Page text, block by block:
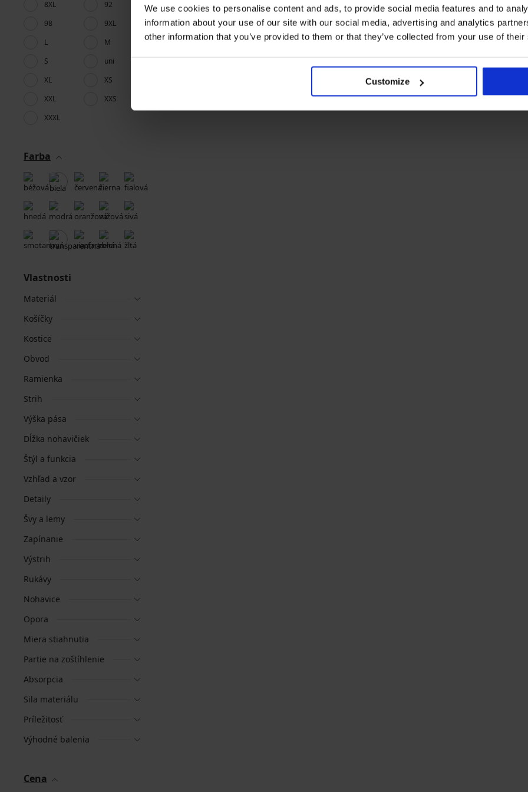
We use cookies to personalise content and ads, to provide social media features and to
information about your use of our site with our social media, advertising and analytics
other information that you’ve provided to them or that they’ve collected from your use of
Customize
8XL
92
98
9XL
L
M
S
uni
XL
XS
XXL
XXS
XXXL
Farba
Vlastnosti
Materiál
Košíčky
Kostice
Obvod
Ramienka
Strih
Výška pása
Dĺžka nohavičiek
Štýl a funkcia
Vzhľad a vzor
Detaily
Švy a lemy
Zapínanie
Výstrih
Rukávy
Nohavice
Opora
Miera stiahnutia
Partie na zoštíhlenie
Absorpcia
Sila materiálu
Príležitosť
Výhodné balenia
Cena